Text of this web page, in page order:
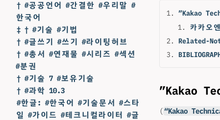
† #공공언어 #간결한 #우리말 #
한국어
‡ † #기술 #기법
† #글쓰기 #쓰기 #라이팅허브
† #총서 #연재물 #시리즈 #섹션
#분권
† #기술 7 #보유기술
† #과학 10.3
#한글: #한국어 #기술문서 #스타
일 #가이드 #테크니컬라이터 #글
”Kakao
카카오
Related-
”Kakao
(“Kakao